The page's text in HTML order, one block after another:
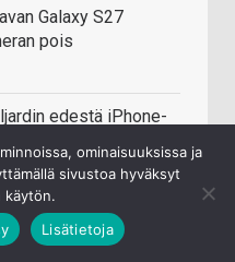
Galaxy S27
pois
edestä iPhone-
Commodore
ominaisuuksissa ja
sivustoa hyväksyt
käytön.
Lisätietoja